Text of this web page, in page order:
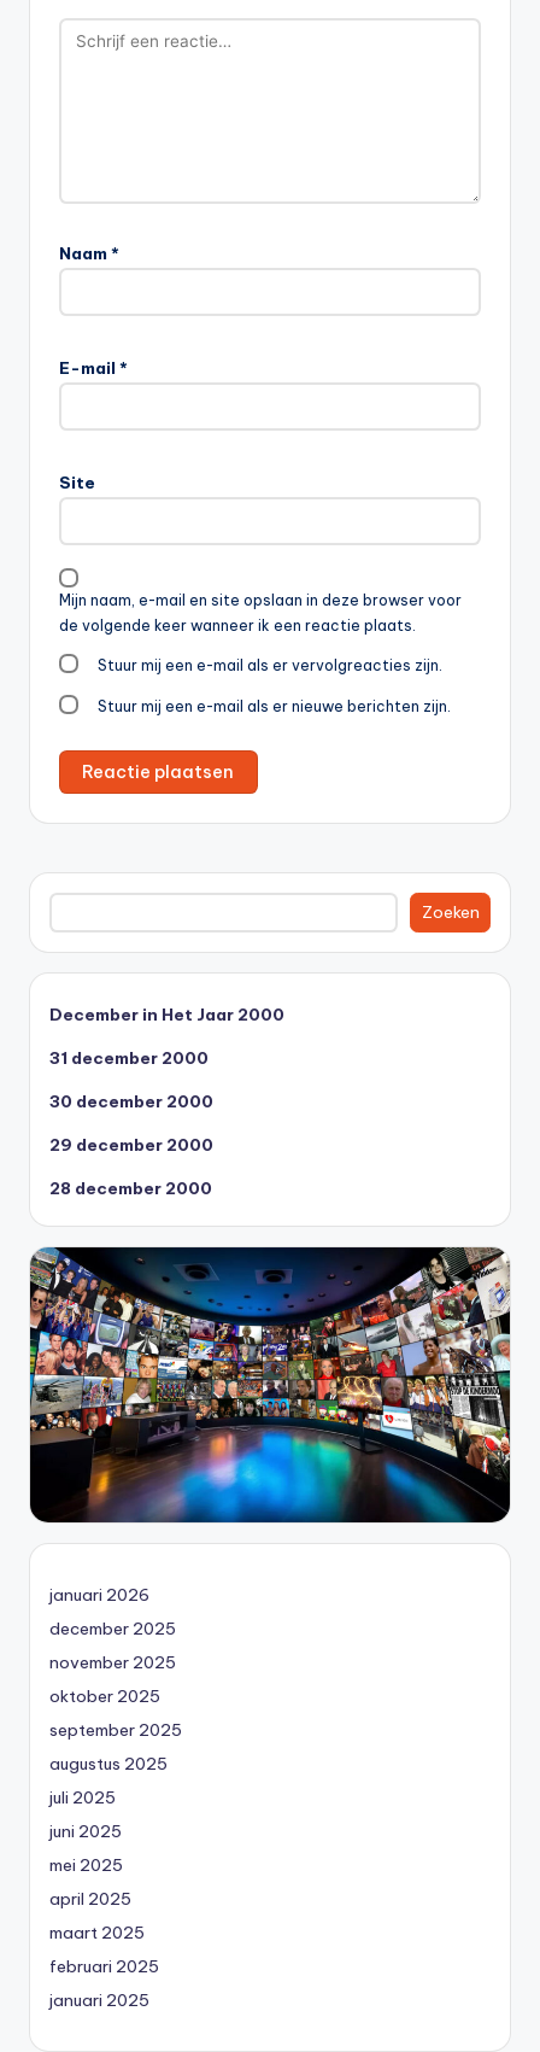
Naam *
E-mail *
Site
Mijn naam, e-mail en site opslaan in deze browser voor
de volgende keer wanneer ik een reactie plaats.
Stuur mij een e-mail als er vervolgreacties zijn.
Stuur mij een e-mail als er nieuwe berichten zijn.
Zoeken
Zoeken
December in Het Jaar 2000
31 december 2000
30 december 2000
29 december 2000
28 december 2000
januari 2026
december 2025
november 2025
oktober 2025
september 2025
augustus 2025
juli 2025
juni 2025
mei 2025
april 2025
maart 2025
februari 2025
januari 2025